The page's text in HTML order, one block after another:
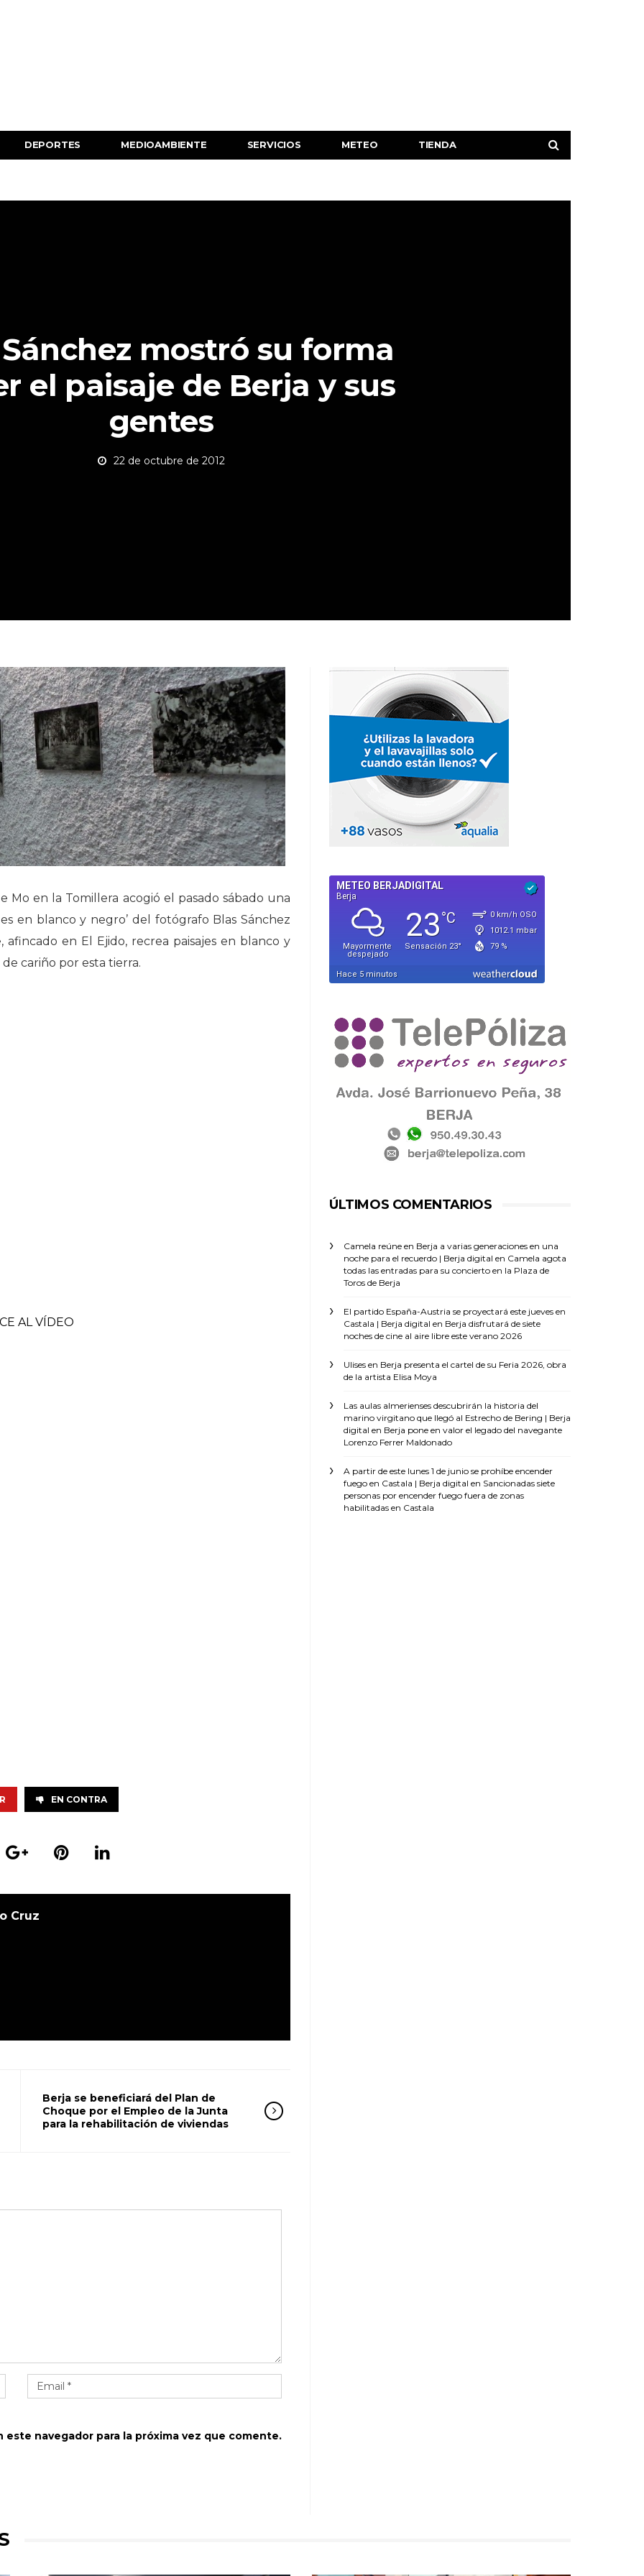
DEPORTES MEDIOAMBIENTE SERVICIOS METEO TIENDA
mostró su forma
el paisaje de Berja y sus
gentes
22 de octubre de 2012
Mo en la Tomillera acogió el pasado sábado una
en blanco y negro’ del fotógrafo Blas Sánchez
en El Ejido, recrea paisajes en blanco y
cariño por esta tierra.
AL VÍDEO
EN CONTRA
Cruz
Berja se beneficiará del Plan de
Choque por el Empleo de la Junta
para la rehabilitación de viviendas
navegador para la próxima vez que comente.
ÚLTIMOS COMENTARIOS
Camela reúne en Berja a varias generaciones en una
noche para el recuerdo | Berja digital en Camela agota
todas las entradas para su concierto en la Plaza de
Toros de Berja
El partido España-Austria se proyectará este jueves en
Castala | Berja digital en Berja disfrutará de siete
noches de cine al aire libre este verano 2026
Ulises en Berja presenta el cartel de su Feria 2026, obra
de la artista Elisa Moya
Las aulas almerienses descubrirán la historia del
marino virgitano que llegó al Estrecho de Bering | Berja
digital en Berja pone en valor el legado del navegante
Lorenzo Ferrer Maldonado
A partir de este lunes 1 de junio se prohíbe encender
fuego en Castala | Berja digital en Sancionadas siete
personas por encender fuego fuera de zonas
habilitadas en Castala